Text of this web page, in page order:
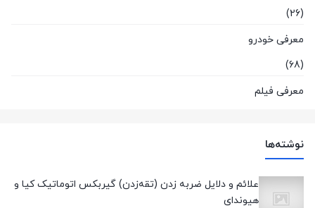
(26)
معرفی خودرو
(68)
معرفی فیلم
نوشته‌ها
علائم و دلایل ضربه زدن (تقه‌زدن) گیربکس اتوماتیک کیا و
هیوندای